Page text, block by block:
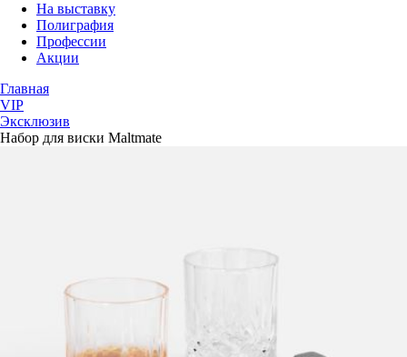
На выставку
Полиграфия
Профессии
Акции
Главная
VIP
Эксклюзив
Набор для виски Maltmate